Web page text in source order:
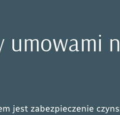
umowami
jest zabezpieczenie